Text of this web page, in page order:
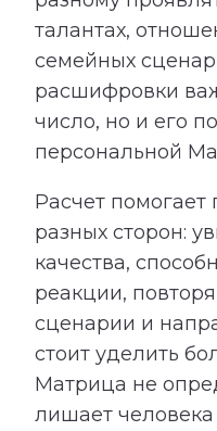
талантах,
семейных
расшифровки
число, но и его
персональной
Расчет помогает
разных сторон:
качества,
реакции,
сценарии и
стоит уделить
Матрица не
лишает